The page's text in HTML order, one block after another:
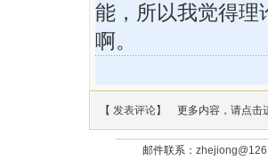
能，所以我觉得理
啊。
【 发表评论】 更多内容，请点击
邮件联系：